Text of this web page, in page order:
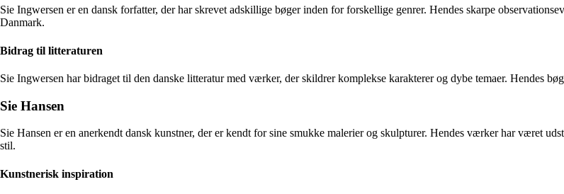
Sie Ingwersen er en dansk forfatter, der har skrevet adskillige bøger inden for forskellige genrer. Hendes skarpe
Danmark.
Bidrag til litteraturen
Sie Ingwersen har bidraget til den danske litteratur med værker, der skildrer komplekse karakterer og dybe temaer. Hendes
Sie Hansen
Sie Hansen er en anerkendt dansk kunstner, der er kendt for sine smukke malerier og skulpturer. Hendes værker har været
stil.
Kunstnerisk inspiration